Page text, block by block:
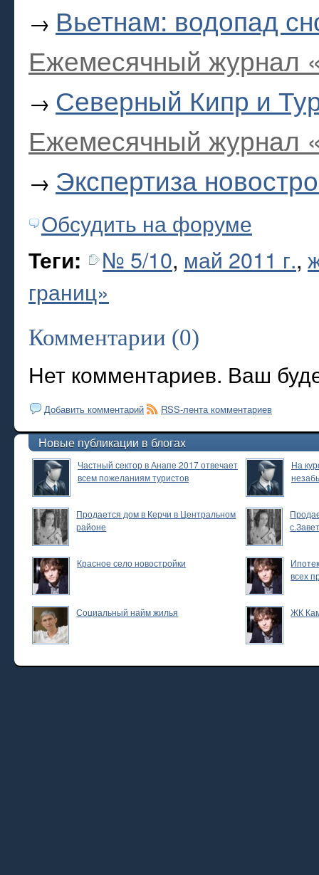
→ Вьетнам: водопад
Ежемесячный журнал
→ Северный Кипр и
Ежемесячный журнал
→ Экспертиза
Обсудить на форуме
Теги: № 5/10, май 2011 г.,
границ»
Комментарии (0)
Нет комментариев. Ваш
Добавить комментарий RSS-лента комментариев
Новые публикации в блогах
Частный сектор в Анапе 2017 отвечает
всем пожеланиям туристов
На
Продается дом в Керчи в Центральном
районе
Красное село новостройки
всех
Социальный найм жилья ЖК